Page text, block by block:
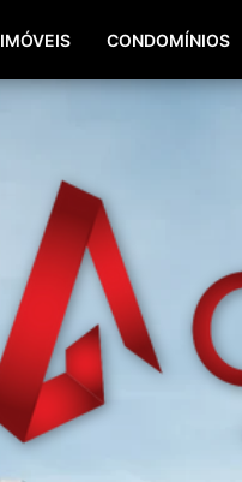
IMÓVEIS CONDOMÍNIOS